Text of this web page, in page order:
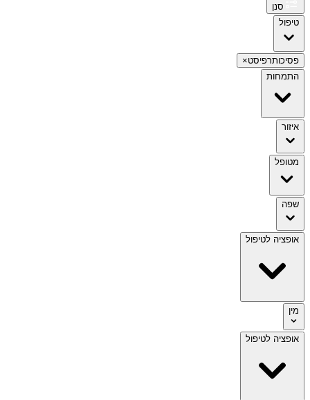
סנן
טיפול
פסיכותרפיסט×
התמחות
איזור
מטופל
שפה
אופציה לטיפול
מין
אופציה לטיפול